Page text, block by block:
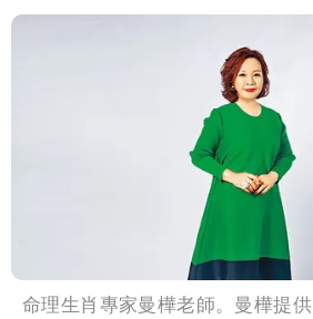
命理生肖專家曼樺老師。曼樺提供